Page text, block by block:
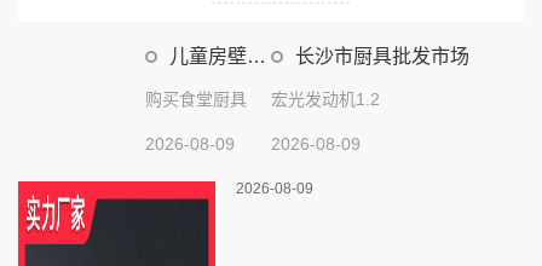
儿童房壁纸
孩
购买食堂厨具
2026-08-09
长沙市厨具批发市场
宏光发动机1.2
2026-08-09
2026-08-09